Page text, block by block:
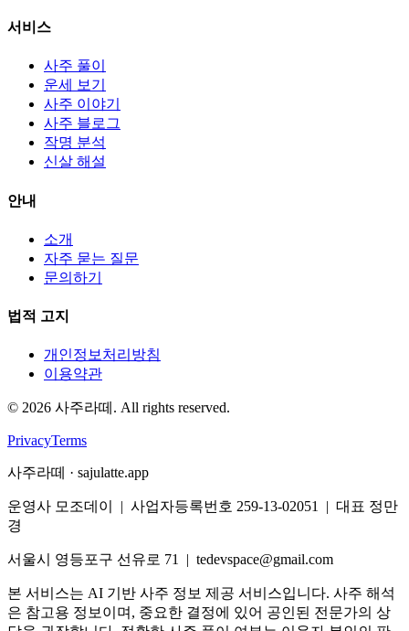
서비스
사주 풀이
운세 보기
사주 이야기
사주 블로그
작명 분석
신살 해설
안내
소개
자주 묻는 질문
문의하기
법적 고지
개인정보처리방침
이용약관
© 2026 사주라떼. All rights reserved.
PrivacyTerms
사주라떼 · sajulatte.app
운영사 모조데이 | 사업자등록번호 259-13-02051 | 대표 정만
경
서울시 영등포구 선유로 71 | tedevspace@gmail.com
본 서비스는 AI 기반 사주 정보 제공 서비스입니다. 사주 해석
은 참고용 정보이며, 중요한 결정에 있어 공인된 전문가의 상